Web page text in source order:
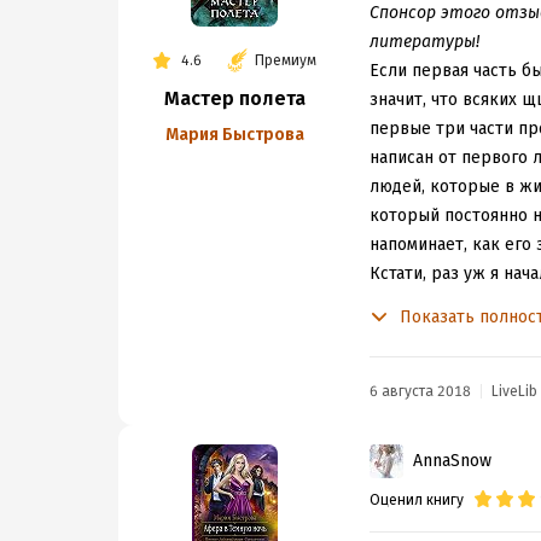
сущность сам
отличие от
неинтересными.
личностей, которые
нет и такого, а
быть какие-то
подобного не
будут очень
знакомые
окажутся крайне
циклом.
4.6 Премиум
Мастер полета
Мария Быстрова
Спонсор этого
литературы!
Если первая часть
значит, что всяких
первые три части
написан от первого
людей, которые в
который постоянно
напоминает, как его
Кстати, раз уж я
уверен в
героини, что у
запру в подвале и
при этом сыном
Показать
6 августа 2018 LiveLib
AnnaSnow
Оценил книгу